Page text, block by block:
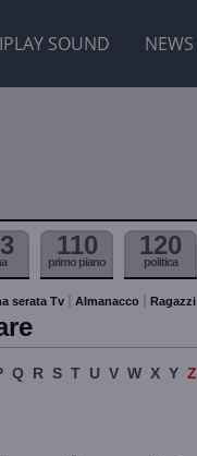
SOUND NEWS
110
primo piano
120
politica
serata Tv Almanacco Ragazzi
Q R S T U V W X Y Z